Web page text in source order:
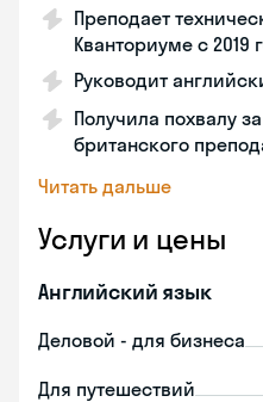
Преподает
Кванториуме с 2019
Руководит
Получила похвалу
британского
Читать дальше
Услуги и цены
Английский язык
Деловой - для бизнеса
Для путешествий